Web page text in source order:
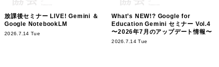
放課後セミナー LIVE! Gemini ＆
Google NotebookLM
2026.7.14 Tue
What’s NEW!? Google for
Education Gemini セミナー Vol.4
〜2026年7月のアップデート情報〜
2026.7.14 Tue